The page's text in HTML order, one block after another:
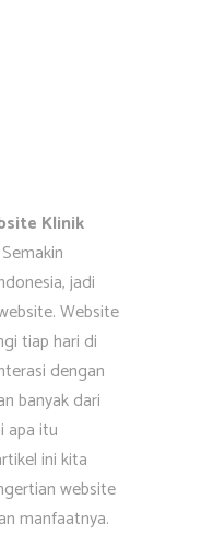
Klinik
jadi
Website
tiap hari di
dengan
banyak dari
apa itu
ini kita
website
manfaatnya.